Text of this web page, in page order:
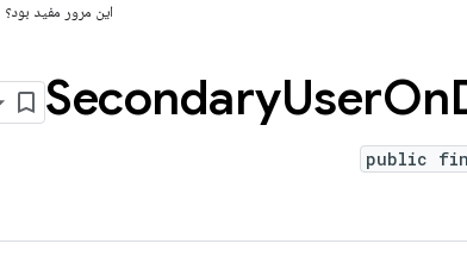
این مرور مفید بود؟
SecondaryUserOn
public